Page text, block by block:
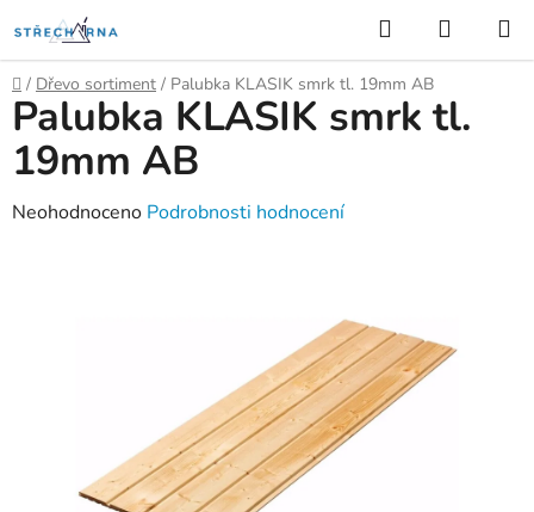
na
obsah
Hledat
KOŠÍK
Domů
/ Dřevo sortiment / Palubka KLASIK smrk tl. 19mm AB
Palubka KLASIK smrk tl.
19mm AB
Průměrné
Neohodnoceno Podrobnosti hodnocení